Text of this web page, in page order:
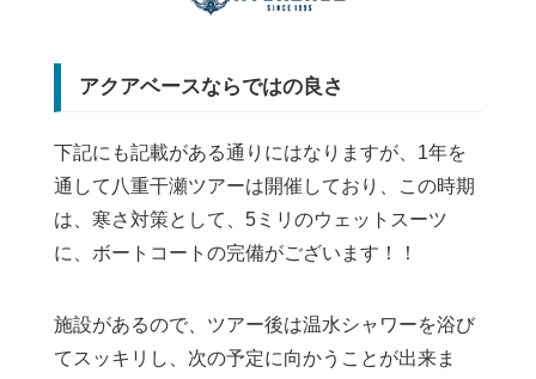
アクアベースならではの良さ
下記にも記載がある通りにはなりますが、1年を
通して八重干瀬ツアーは開催しており、この時期
は、寒さ対策として、5ミリのウェットスーツ
に、ボートコートの完備がございます！！
施設があるので、ツアー後は温水シャワーを浴び
てスッキリし、次の予定に向かうことが出来ま